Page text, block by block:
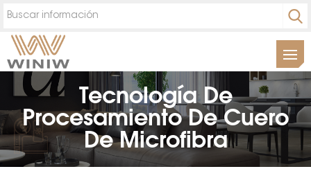
Tecnología De
Procesamiento De Cuero
De Microfibra